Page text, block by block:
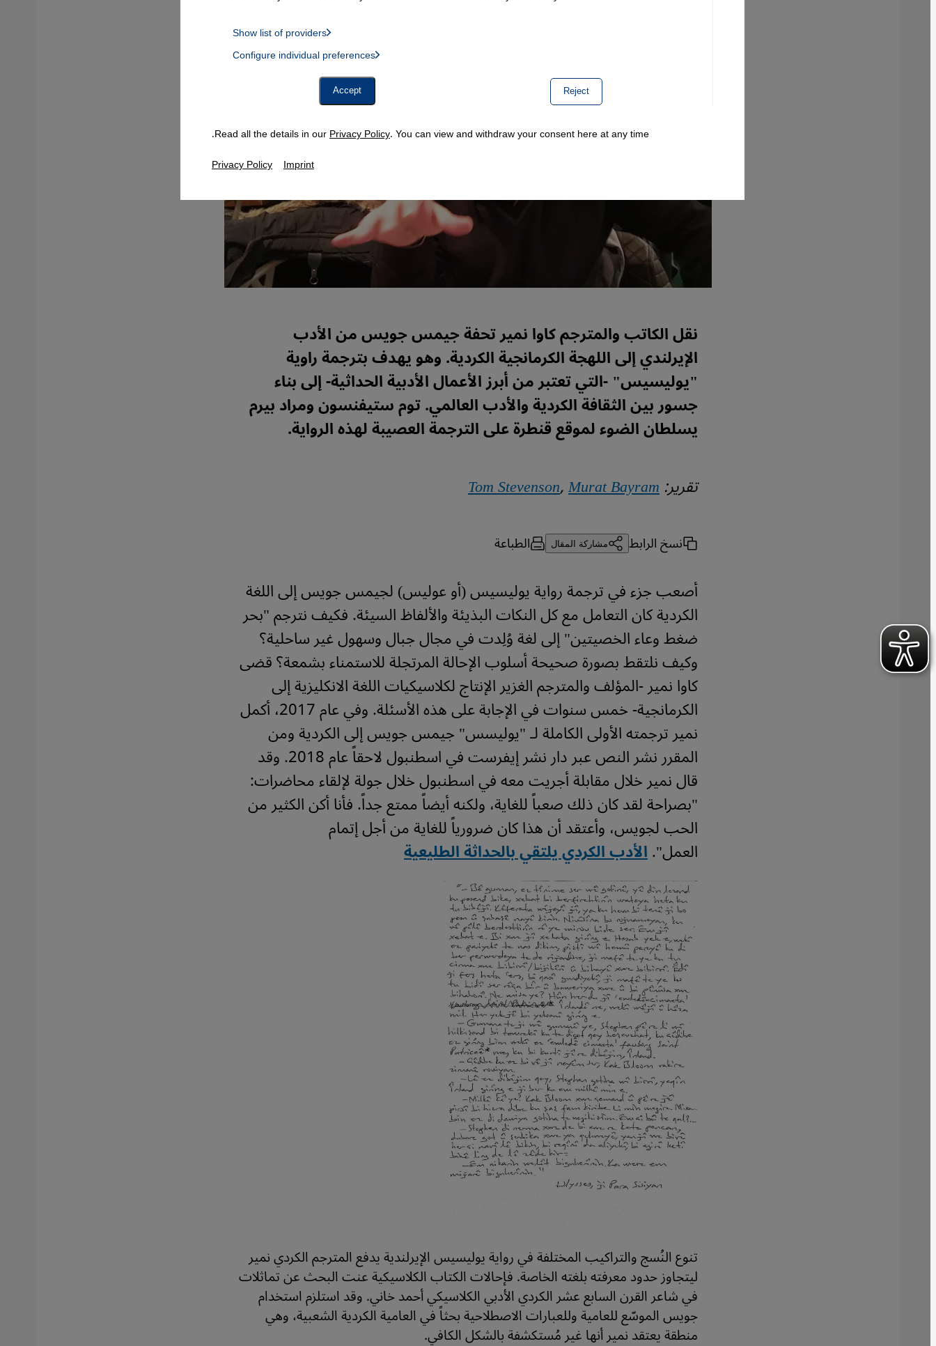
نقل الكاتب والمترجم كاوا نمير تحفة جيمس جويس من الأدب
الإيرلندي إلى اللهجة الكرمانجية الكردية. وهو يهدف بترجمة راوية
"يوليسيس" -التي تعتبر من أبرز الأعمال الأدبية الحداثية- إلى بناء
جسور بين الثقافة الكردية والأدب العالمي. توم ستيفنسون ومراد بيرم
يسلطان الضوء لموقع قنطرة على الترجمة العصيبة لهذه الرواية.
تقرير:
Tom Stevenson,Murat Bayram
نسخ الرابط مشاركة المقال الطباعة
أصعب جزء في ترجمة رواية يوليسيس (أو عوليس) لجيمس جويس إلى اللغة
الكردية كان التعامل مع كل النكات البذيئة والألفاظ السيئة. فكيف نترجم "بحر
ضغط وعاء الخصيتين" إلى لغة وُلِدت في مجال جبال وسهول غير ساحلية؟
وكيف نلتقط بصورة صحيحة أسلوب الإحالة المرتجلة للاستمناء بشمعة؟ قضى
كاوا نمير -المؤلف والمترجم الغزير الإنتاج لكلاسيكيات اللغة الانكليزية إلى
الكرمانجية- خمس سنوات في الإجابة على هذه الأسئلة. وفي عام 2017، أكمل
نمير ترجمته الأولى الكاملة لـ "يوليسس" جيمس جويس إلى الكردية ومن
المقرر نشر النص عبر دار نشر إيفرست في اسطنبول لاحقاً عام 2018. وقد
قال نمير خلال مقابلة أجريت معه في اسطنبول خلال جولة لإلقاء محاضرات:
"بصراحة لقد كان ذلك صعباً للغاية، ولكنه أيضاً ممتع جداً. فأنا أكن الكثير من
الحب لجويس، وأعتقد أن هذا كان ضرورياً للغاية من أجل إتمام
العمل".الأدب الكردي يلتقي بالحداثة الطليعية
تنوع النُسج والتراكيب المختلفة في رواية يوليسيس الإيرلندية يدفع المترجم الكردي نمير
ليتجاوز حدود معرفته بلغته الخاصة. فإحالات الكتاب الكلاسيكية عنت البحث عن تماثلات
في شاعر القرن السابع عشر الكردي الأدبي الكلاسيكي أحمد خاني. وقد استلزم استخدام
جويس الموسّع للعامية وللعبارات الاصطلاحية بحثاً في العامية الكردية الشعبية، وهي
منطقة يعتقد نمير أنها غير مُستكشفة بالشكل الكافي.
Reject
Show list of providers
Google Maps Embed, Google Tag Manager, Instagram Embed, Twitter Embed, Youtube Embed
Configure individual preferences
Accept
Read all the details in ourPrivacy Policy. You can view and withdraw your consent here at any time.
Privacy Policy Imprint